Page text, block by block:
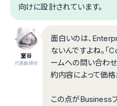
向けに設計されています。
室谷
代表取締役
面白いのは、
ないんですよね。
ームへの問い合わ
約内容によって価格
この点がBusiness